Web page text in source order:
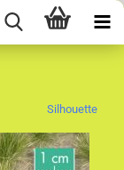
Silhouette